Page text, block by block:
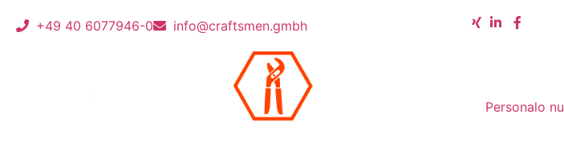
+49 40 6077946-0 info@craftsmen.gmbh
Personalo